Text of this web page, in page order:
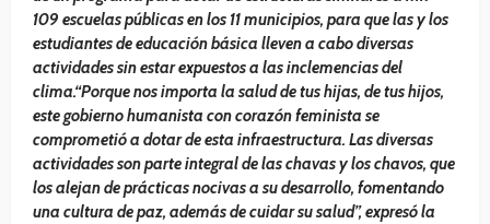
109 escuelas públicas en los 11 municipios, para que las y los
estudiantes de educación básica lleven a cabo diversas
actividades sin estar expuestos a las inclemencias del
clima.“Porque nos importa la salud de tus hijas, de tus hijos,
este gobierno humanista con corazón feminista se
comprometió a dotar de esta infraestructura. Las diversas
actividades son parte integral de las chavas y los chavos, que
los alejan de prácticas nocivas a su desarrollo, fomentando
una cultura de paz, además de cuidar su salud”, expresó la